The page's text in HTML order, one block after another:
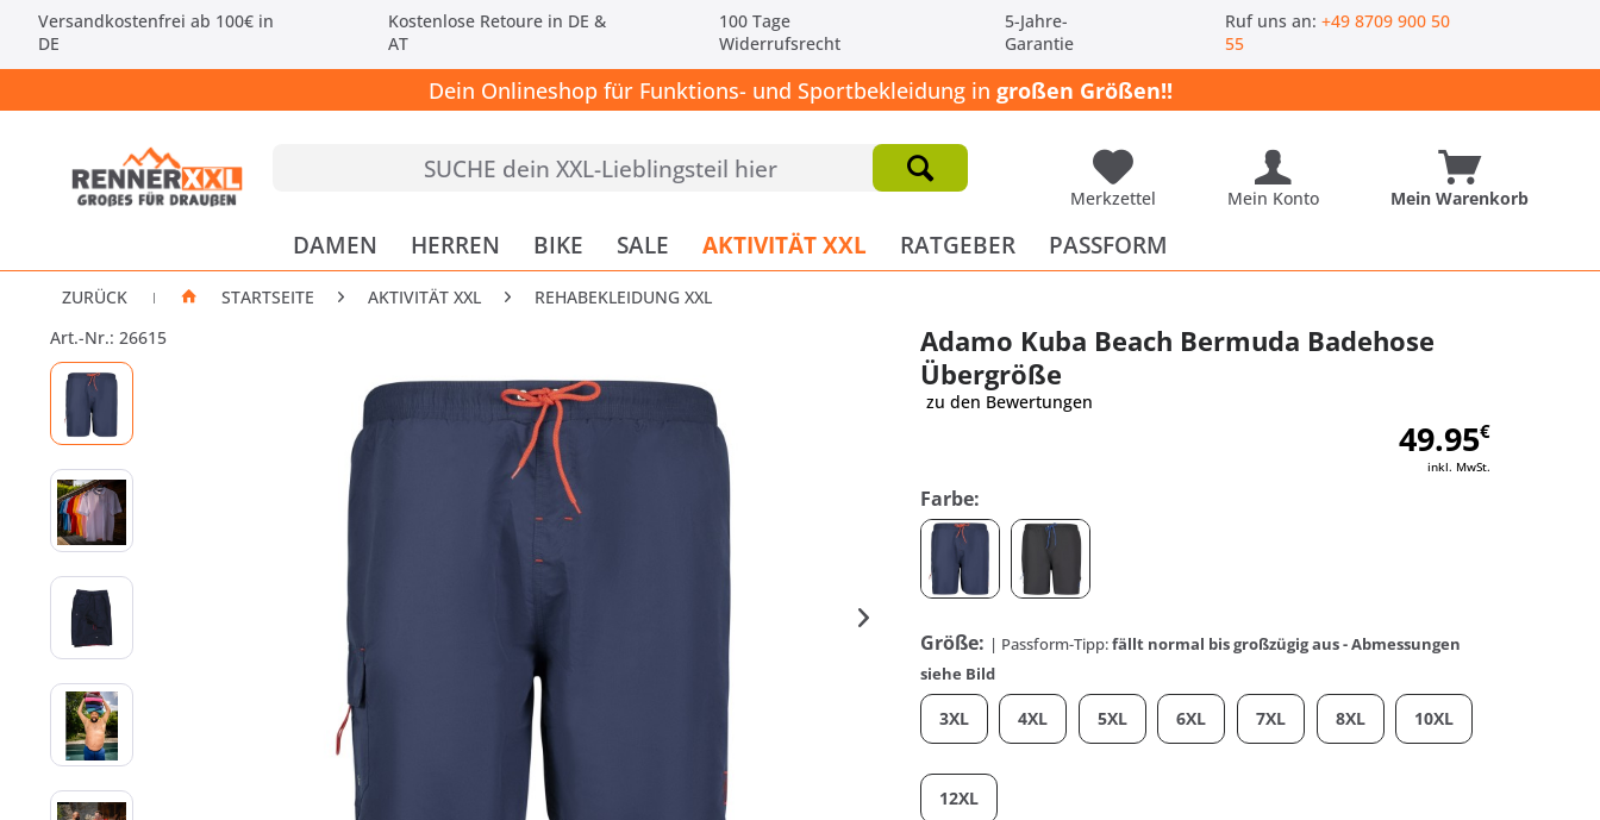
Versandkostenfrei ab 100€ in
DE
Kostenlose Retoure in DE &
AT
100 Tage
Widerrufsrecht
5-Jahre-
Garantie
Ruf uns an:+49 8709 900 50
55
Dein Onlineshop für Funktions- und Sportbekleidung in großen Größen!!
Merkzettel Mein Konto Mein Warenkorb
DAMEN HERREN BIKE SALE AKTIVITÄT XXL RATGEBER PASSFORM
ZURÜCK | STARTSEITE AKTIVITÄT XXL REHABEKLEIDUNG XXL
Adamo Kuba Beach Bermuda Badehose
Übergröße
Art.-Nr.: 26615
zu den Bewertungen
49.95€
inkl. MwSt.
Farbe:
Größe: | Passform-Tipp:fällt normal bis großzügig aus - Abmessungen
siehe Bild
3XL 4XL 5XL 6XL 7XL 8XL 10XL
12XL